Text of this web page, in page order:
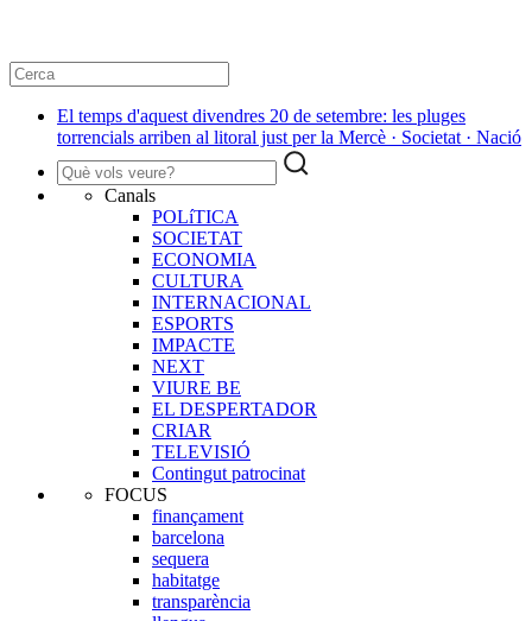
El temps d'aquest divendres 20 de setembre: les pluges
torrencials arriben al litoral just per la Mercè · Societat · Nació
Canals
POLíTICA
SOCIETAT
ECONOMIA
CULTURA
INTERNACIONAL
ESPORTS
IMPACTE
NEXT
VIURE BE
EL DESPERTADOR
CRIAR
TELEVISIÓ
Contingut patrocinat
FOCUS
finançament
barcelona
sequera
habitatge
transparència